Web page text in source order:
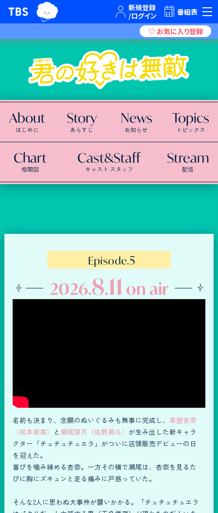
TBSテレビ｜ときめくときを。
TBSグループキャラクター『ワクティ』番組表
About
はじめに
Story
あらすじ
News
お知らせ
Topics
トピックス
Chart
相関図
Cast&Staff
キャスト スタッフ
Stream
配信
Episode.5
2026.8.11 on air
名前も決まり、念願のぬいぐるみも無事に完成し、 草壁杏奈
（松本若菜）
と瀬尾深月（佐野勇斗） が生み出した新キャラ
クター「チュチュチュエラ」がついに店頭販売デビューの日
を迎えた。
喜びを噛み締める杏奈。一方その横で瀬尾は、杏奈を見るた
びに胸にズキュンと走る痛みに戸惑っていた。
そんな2人に思わぬ大事件が襲いかかる。「チュチュチュエラ